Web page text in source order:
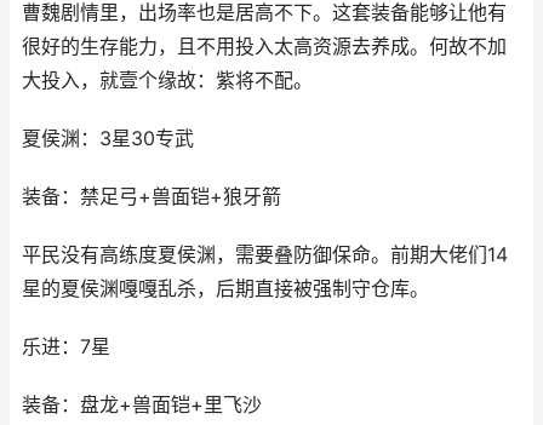
曹魏剧情里，出场率也是居高不下。这套装备能够让他有
很好的生存能力，且不用投入太高资源去养成。何故不加
大投入，就壹个缘故：紫将不配。
夏侯渊：3星30专武
装备：禁足弓+兽面铠+狼牙箭
平民没有高练度夏侯渊，需要叠防御保命。前期大佬们14
星的夏侯渊嘎嘎乱杀，后期直接被强制守仓库。
乐进：7星
装备：盘龙+兽面铠+里飞沙